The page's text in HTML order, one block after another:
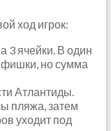
ход игрок:
3 ячейки. В один
но сумма
Атлантиды.
пляжа, затем
уходит под